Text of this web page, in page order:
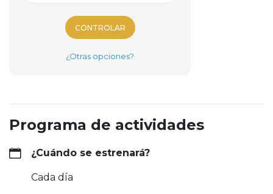
CONTROLAR
¿Otras opciones?
Programa de actividades
¿Cuándo se estrenará?
Cada día